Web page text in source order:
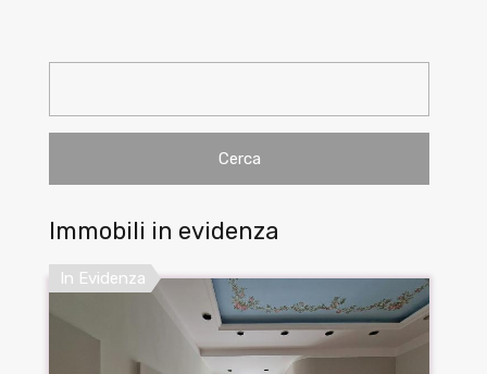
Immobili in evidenza
In Evidenza